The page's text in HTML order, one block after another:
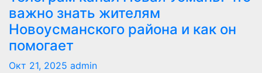
важно знать жителям
Новоусманского района и как он
помогает
Окт 21, 2025 admin